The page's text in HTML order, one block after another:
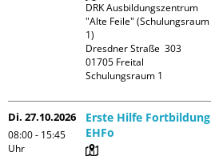
DRK Ausbildungszentrum
"Alte Feile" (Schulungsraum
1)
Dresdner Straße  303
01705 Freital
Schulungsraum 1
Di. 27.10.2026
08:00 - 15:45
Uhr
Erste Hilfe Fortbildung
EHFo